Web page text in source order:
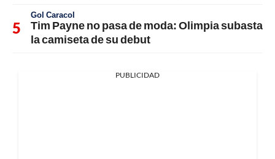
Gol Caracol
Tim Payne no pasa de moda: Olimpia subasta
la camiseta de su debut
PUBLICIDAD